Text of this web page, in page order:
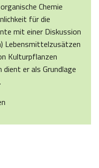
Chemie
für die
mit einer Diskussion
Lebensmittelzusätzen
Kulturpflanzen
er als Grundlage